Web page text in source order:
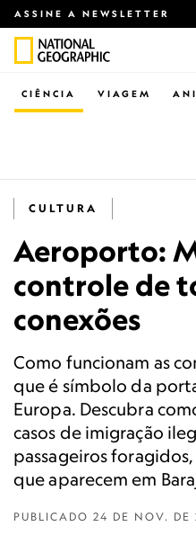
ASSINE A NEWSLETTER
CIÊNCIA VIAGEM
CULTURA
Aeroporto:
controle de
conexões
Como funcionam as
que é símbolo da
Europa. Descubra
casos de imigração
passageiros
que aparecem em
PUBLICADO 24 DE NOV. DE